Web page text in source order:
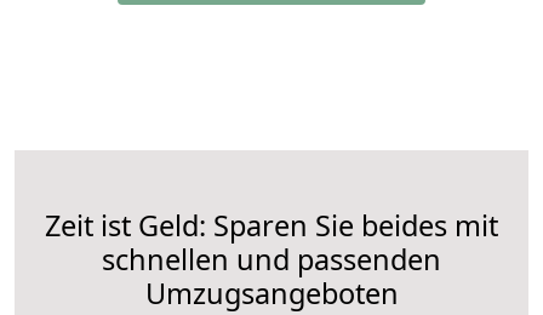
Zeit ist Geld: Sparen Sie beides mit
schnellen und passenden
Umzugsangeboten